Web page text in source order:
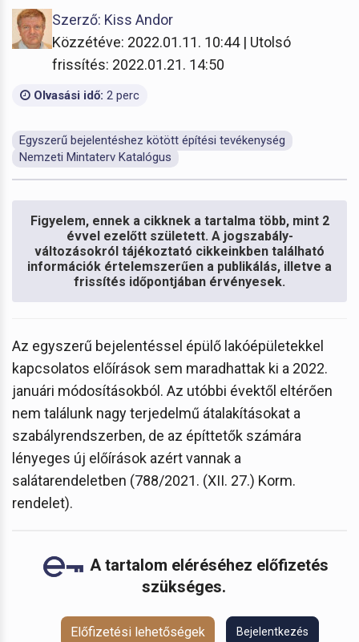
Szerző: Kiss Andor
Közzétéve: 2022.01.11. 10:44 | Utolsó
frissítés: 2022.01.21. 14:50
Olvasási idő: 2 perc
Egyszerű bejelentéshez kötött építési tevékenység
Nemzeti Mintaterv Katalógus
Figyelem, ennek a cikknek a tartalma több, mint 2
évvel ezelőtt született. A jogszabály-
változásokról tájékoztató cikkeinkben található
információk értelemszerűen a publikálás, illetve a
frissítés időpontjában érvényesek.
Az egyszerű bejelentéssel épülő lakóépületekkel
kapcsolatos előírások sem maradhattak ki a 2022.
januári módosításokból. Az utóbbi évektől eltérően
nem találunk nagy terjedelmű átalakításokat a
szabályrendszerben, de az építtetők számára
lényeges új előírások azért vannak a
salátarendeletben (788/2021. (XII. 27.) Korm.
rendelet).
A tartalom eléréséhez előfizetés
szükséges.
Előfizetési lehetőségek Bejelentkezés